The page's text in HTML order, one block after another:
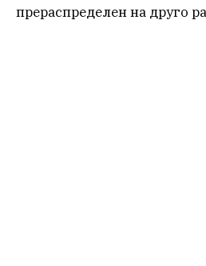
прераспределен на друго